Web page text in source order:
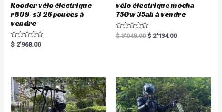
Rooder vélo électrique
r809-s3 26 pouces à
vendre
R
a
o
u
t
o
f
5
$ 2'968.00
vélo électrique mocha
750w 35ah à vendre
R
a
t
o
f
5
$3'048.00 $ 2'134.00